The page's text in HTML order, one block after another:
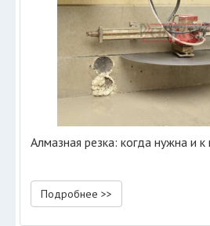
Алмазная резка: когда нужна и к
Подробнее >>